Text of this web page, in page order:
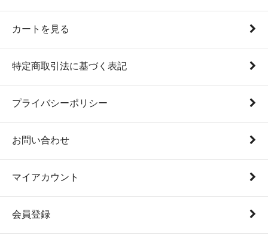
カートを見る
特定商取引法に基づく表記
プライバシーポリシー
お問い合わせ
マイアカウント
会員登録